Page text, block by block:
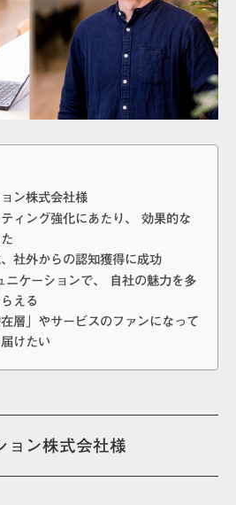
ン株式会社様
ィング強化にあたり、 効果的な
社外からの認知獲得に成功
ニケーションで、 自社の魅力を多
える
層」やサービスのファンになって
けたい
ョン株式会社様